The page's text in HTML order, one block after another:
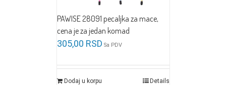
PAWISE 28091 pecaljka za mace,
cena je za jedan komad
305,00 RSD Sa PDV
Dodaj u korpu Details